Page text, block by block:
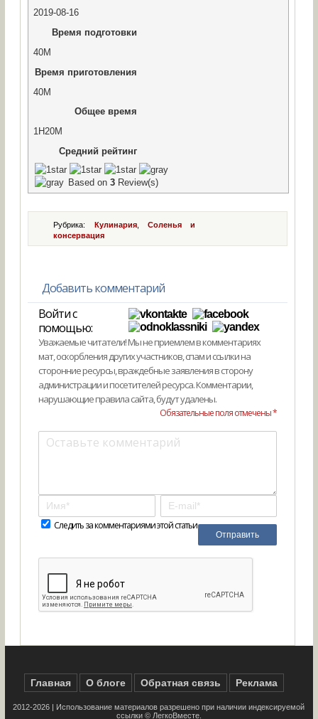
2019-08-16
Время подготовки
40M
Время приготовления
40M
Общее время
1H20M
Средний рейтинг
Based on 3 Review(s)
Рубрика: Кулинария, Соленья и
консервация
Добавить комментарий
Войти с
помощью:
Уважаемые читатели! Мы не приемлем в комментариях
мат, оскорбления других участников, спам и ссылки на
сторонние ресурсы, враждебные заявления в сторону
администрации и посетителей ресурса. Комментарии,
нарушающие правила сайта, будут удалены.
Обязательные поля отмечены *
Следить за комментариями этой статьи
Главная О блоге Обратная связь Реклама
2012-2026 | Использование материалов разрешено при наличии индексируемой
ссылки © ЛегкоВместе.